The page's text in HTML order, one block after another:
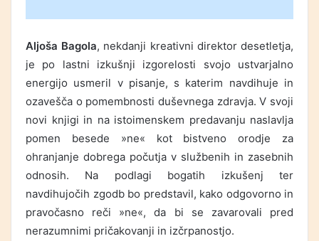
Aljoša Bagola, nekdanji kreativni direktor desetletja,
je po lastni izkušnji izgorelosti svojo ustvarjalno
energijo usmeril v pisanje, s katerim navdihuje in
ozavešča o pomembnosti duševnega zdravja. V svoji
novi knjigi in na istoimenskem predavanju naslavlja
pomen besede »ne« kot bistveno orodje za
ohranjanje dobrega počutja v službenih in zasebnih
odnosih. Na podlagi bogatih izkušenj ter
navdihujočih zgodb bo predstavil, kako odgovorno in
pravočasno reči »ne«, da bi se zavarovali pred
nerazumnimi pričakovanji in izčrpanostjo.